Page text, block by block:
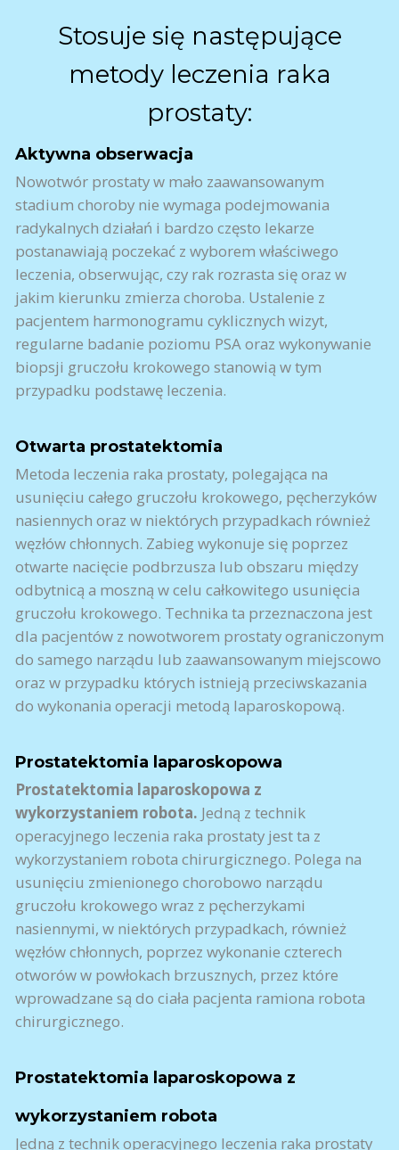
Stosuje się następujące
metody leczenia raka
prostaty:
Aktywna obserwacja
Nowotwór prostaty w mało zaawansowanym
stadium choroby nie wymaga podejmowania
radykalnych działań i bardzo często lekarze
postanawiają poczekać z wyborem właściwego
leczenia, obserwując, czy rak rozrasta się oraz w
jakim kierunku zmierza choroba. Ustalenie z
pacjentem harmonogramu cyklicznych wizyt,
regularne badanie poziomu PSA oraz wykonywanie
biopsji gruczołu krokowego stanowią w tym
przypadku podstawę leczenia.
Otwarta prostatektomia
Metoda leczenia raka prostaty, polegająca na
usunięciu całego gruczołu krokowego, pęcherzyków
nasiennych oraz w niektórych przypadkach również
węzłów chłonnych. Zabieg wykonuje się poprzez
otwarte nacięcie podbrzusza lub obszaru między
odbytnicą a moszną w celu całkowitego usunięcia
gruczołu krokowego. Technika ta przeznaczona jest
dla pacjentów z nowotworem prostaty ograniczonym
do samego narządu lub zaawansowanym miejscowo
oraz w przypadku których istnieją przeciwskazania
do wykonania operacji metodą laparoskopową.
Prostatektomia laparoskopowa
Prostatektomia laparoskopowa z
wykorzystaniem robota. Jedną z technik
operacyjnego leczenia raka prostaty jest ta z
wykorzystaniem robota chirurgicznego. Polega na
usunięciu zmienionego chorobowo narządu
gruczołu krokowego wraz z pęcherzykami
nasiennymi, w niektórych przypadkach, również
węzłów chłonnych, poprzez wykonanie czterech
otworów w powłokach brzusznych, przez które
wprowadzane są do ciała pacjenta ramiona robota
chirurgicznego.
Prostatektomia laparoskopowa z
wykorzystaniem robota
Jedną z technik operacyjnego leczenia raka prostaty